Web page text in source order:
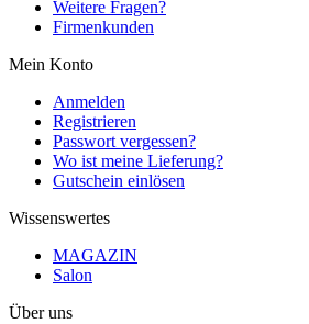
Weitere Fragen?
Firmenkunden
Mein Konto
Anmelden
Registrieren
Passwort vergessen?
Wo ist meine Lieferung?
Gutschein einlösen
Wissenswertes
MAGAZIN
Salon
Über uns